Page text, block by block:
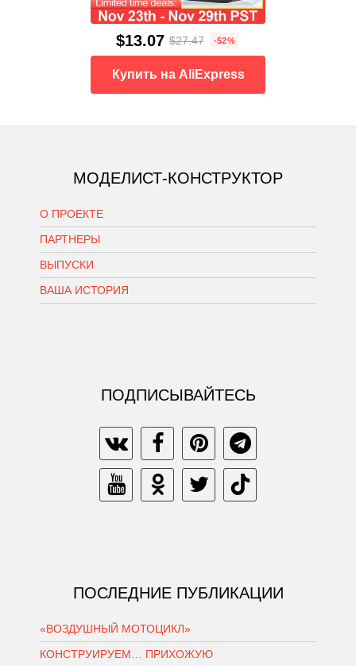
$13.07 $27.47 -52%
Купить на AliExpress
МОДЕЛИСТ-КОНСТРУКТОР
О ПРОЕКТЕ
ПАРТНЕРЫ
ВЫПУСКИ
ВАША ИСТОРИЯ
ПОДПИСЫВАЙТЕСЬ
ПОСЛЕДНИЕ ПУБЛИКАЦИИ
«ВОЗДУШНЫЙ МОТОЦИКЛ»
КОНСТРУИРУЕМ… ПРИХОЖУЮ